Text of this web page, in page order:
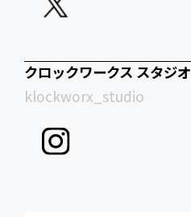
クロックワークス スタジオ
klockworx_studio